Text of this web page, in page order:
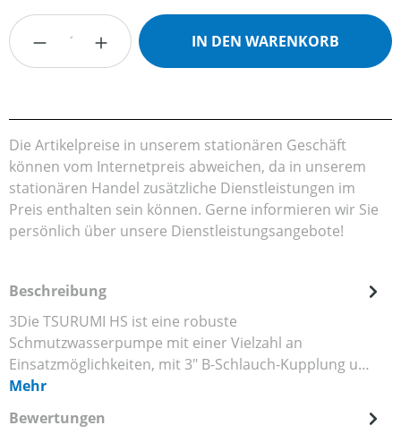
Produkt Anzahl: Gib den gewünschten
IN DEN WARENKORB
Die Artikelpreise in unserem stationären Geschäft
können vom Internetpreis abweichen, da in unserem
stationären Handel zusätzliche Dienstleistungen im
Preis enthalten sein können. Gerne informieren wir Sie
persönlich über unsere Dienstleistungsangebote!
Beschreibung
3Die TSURUMI HS ist eine robuste
Schmutzwasserpumpe mit einer Vielzahl an
Einsatzmöglichkeiten, mit 3" B-Schlauch-Kupplung u…
Mehr
Bewertungen